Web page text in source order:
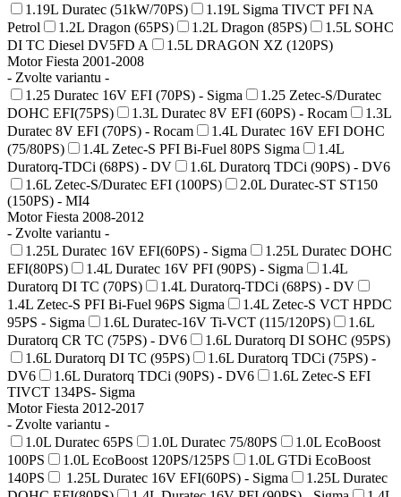
1.19L Duratec (51kW/70PS)
1.19L Sigma TIVCT PFI NA
Petrol
1.2L Dragon (65PS) 1.2L Dragon (85PS)
1.5L SOHC
DI TC Diesel DV5FD A
1.5L DRAGON XZ (120PS)
Motor Fiesta 2001-2008
- Zvolte variantu -
1.25 Duratec 16V EFI (70PS) - Sigma
1.25 Zetec-S/Duratec
DOHC EFI(75PS)
1.3L Duratec 8V EFI (60PS) - Rocam
1.3L
Duratec 8V EFI (70PS) - Rocam
1.4L Duratec 16V EFI DOHC
(75/80PS)
1.4L Zetec-S PFI Bi-Fuel 80PS Sigma
1.4L
Duratorq-TDCi (68PS) - DV
1.6L Duratorq TDCi (90PS) - DV6
1.6L Zetec-S/Duratec EFI (100PS)
2.0L Duratec-ST ST150
(150PS) - MI4
Motor Fiesta 2008-2012
- Zvolte variantu -
1.25L Duratec 16V EFI(60PS) - Sigma
1.25L Duratec DOHC
EFI(80PS)
1.4L Duratec 16V PFI (90PS) - Sigma
1.4L
Duratorq DI TC (70PS)
1.4L Duratorq-TDCi (68PS) - DV
1.4L Zetec-S PFI Bi-Fuel 96PS Sigma
1.4L Zetec-S VCT HPDC
95PS - Sigma
1.6L Duratec-16V Ti-VCT (115/120PS)
1.6L
Duratorq CR TC (75PS) - DV6
1.6L Duratorq DI SOHC (95PS)
1.6L Duratorq DI TC (95PS)
1.6L Duratorq TDCi (75PS) -
DV6
1.6L Duratorq TDCi (90PS) - DV6
1.6L Zetec-S EFI
TIVCT 134PS- Sigma
Motor Fiesta 2012-2017
- Zvolte variantu -
1.0L Duratec 65PS
1.0L Duratec 75/80PS
1.0L EcoBoost
100PS
1.0L EcoBoost 120PS/125PS
1.0L GTDi EcoBoost
140PS
1.25L Duratec 16V EFI(60PS) - Sigma
1.25L Duratec